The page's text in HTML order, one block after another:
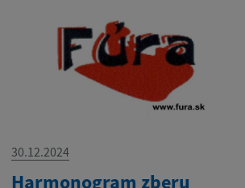
30.12.2024
Harmonogram zberu